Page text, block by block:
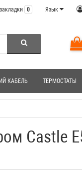
Язык
0
КАБЕЛЬ ТЕРМОСТАТЫ
Castle